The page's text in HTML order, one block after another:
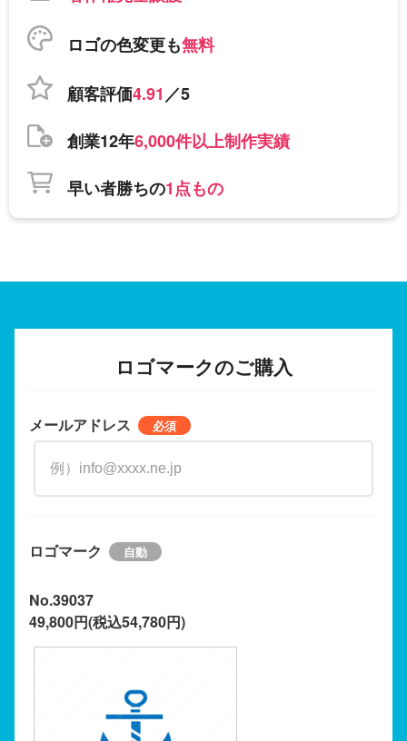
ロゴの色変更も無料
顧客評価4.91／5
創業12年6,000件以上制作実績
早い者勝ちの1点もの
ロゴマークのご購入
メールアドレス
ロゴマーク
No.39037
49,800円(税込54,780円)